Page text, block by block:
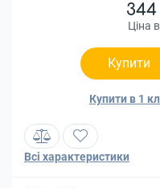
Ціна
Купити
Купити в 1
Всі характеристики